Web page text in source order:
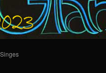
Singes